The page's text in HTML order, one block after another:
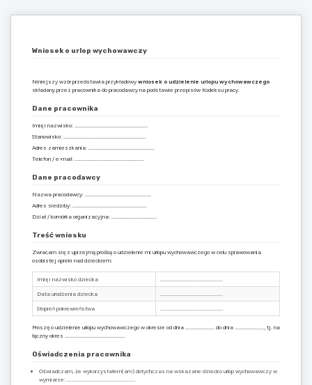
Wniosek o urlop wychowawczy
Niniejszy wzór przedstawia przykładowy wniosek o udzielenie urlopu wychowawczego
składany przez pracownika do pracodawcy na podstawie przepisów Kodeksu pracy.
Dane pracownika
Imię i nazwisko: ………………………………………………………
Stanowisko: ……………………………………………………………..
Adres zamieszkania: …………………………………………………
Telefon / e-mail: ……………………………………………………
Dane pracodawcy
Nazwa pracodawcy: …………………………………………………
Adres siedziby: ……………………………………………………….
Dział / komórka organizacyjna: …………………………………
Treść wniosku
Zwracam się z uprzejmą prośbą o udzielenie mi urlopu wychowawczego w celu sprawowania
osobistej opieki nad dzieckiem:
Imię i nazwisko dziecka
Data urodzenia dziecka
Stopień pokrewieństwa
Proszę o udzielenie urlopu wychowawczego w okresie od dnia ……………………. do dnia ……………………., tj. na
łączny okres …………………………………………….
Oświadczenia pracownika
Oświadczam, że wykorzystałem(am) dotychczas na wskazane dziecko urlop wychowawczy w
wymiarze: …………………………………………………..